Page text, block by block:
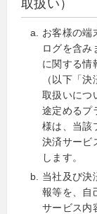
取扱い）
お客様の端
ログを含み
に関する情
（以下「
取扱いにつ
途定めるプ
様は、当該
決済サービ
します。
当社及び決
報等を、自
サービス内